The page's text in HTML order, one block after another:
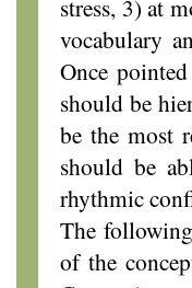
stress, 3) at
vocabulary
Once
should be
be the most
should be
rhythmic
The
of the